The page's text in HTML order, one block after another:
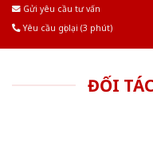
Gửi yêu cầu tư vấn
Yêu cầu gọi lại (3 phút)
ĐỐI